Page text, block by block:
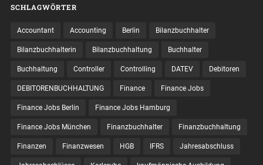
SCHLAGWÖRTER
Accountant Accounting Berlin Bilanzbuchhalter
Bilanzbuchhalterin Bilanzbuchhaltung Buchhalter
Buchhaltung Controller Controlling DATEV Debitoren
DEBITORENBUCHHALTUNG Finance Finance Jobs
Finance Jobs Berlin Finance Jobs Hamburg
Finance Jobs München Finanzbuchhalter Finanzbuchhaltung
Finanzen Finanzwesen HGB IFRS Jahresabschluss